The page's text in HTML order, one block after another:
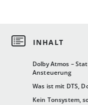
Dolby Atmos –
Ansteuerung
Was ist mit DTS,
Kein Tonsystem,